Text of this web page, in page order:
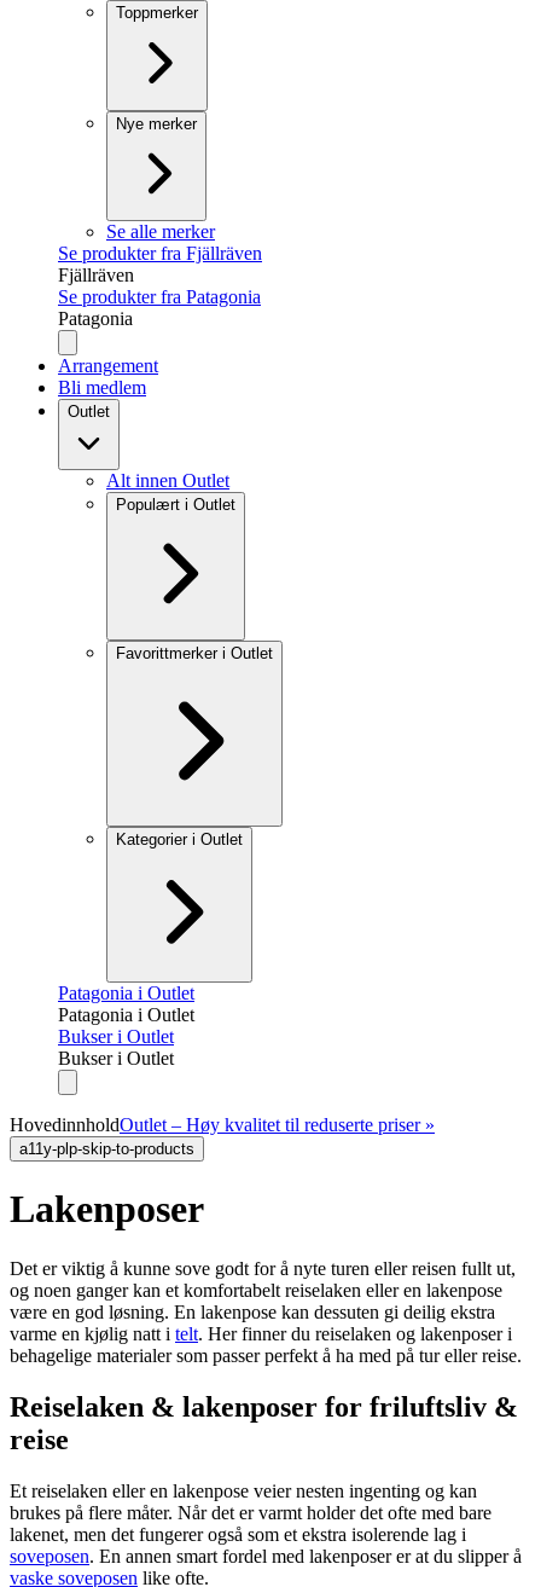
Toppmerker
Nye merker
Se alle merker
Se produkter fra Fjällräven
Fjällräven
Se produkter fra Patagonia
Patagonia
Arrangement
Bli medlem
Outlet
Alt innen Outlet
Populært i Outlet
Favorittmerker i Outlet
Kategorier i Outlet
Patagonia i Outlet
Patagonia i Outlet
Bukser i Outlet
Bukser i Outlet
HovedinnholdOutlet – Høy kvalitet til reduserte priser »
a11y-plp-skip-to-products
Lakenposer
Det er viktig å kunne sove godt for å nyte turen eller reisen fullt ut,
og noen ganger kan et komfortabelt reiselaken eller en lakenpose
være en god løsning. En lakenpose kan dessuten gi deilig ekstra
varme en kjølig natt i telt. Her finner du reiselaken og lakenposer i
behagelige materialer som passer perfekt å ha med på tur eller reise.
Reiselaken & lakenposer for friluftsliv &
reise
Et reiselaken eller en lakenpose veier nesten ingenting og kan
brukes på flere måter. Når det er varmt holder det ofte med bare
lakenet, men det fungerer også som et ekstra isolerende lag i
soveposen. En annen smart fordel med lakenposer er at du slipper å
vaske soveposen like ofte.